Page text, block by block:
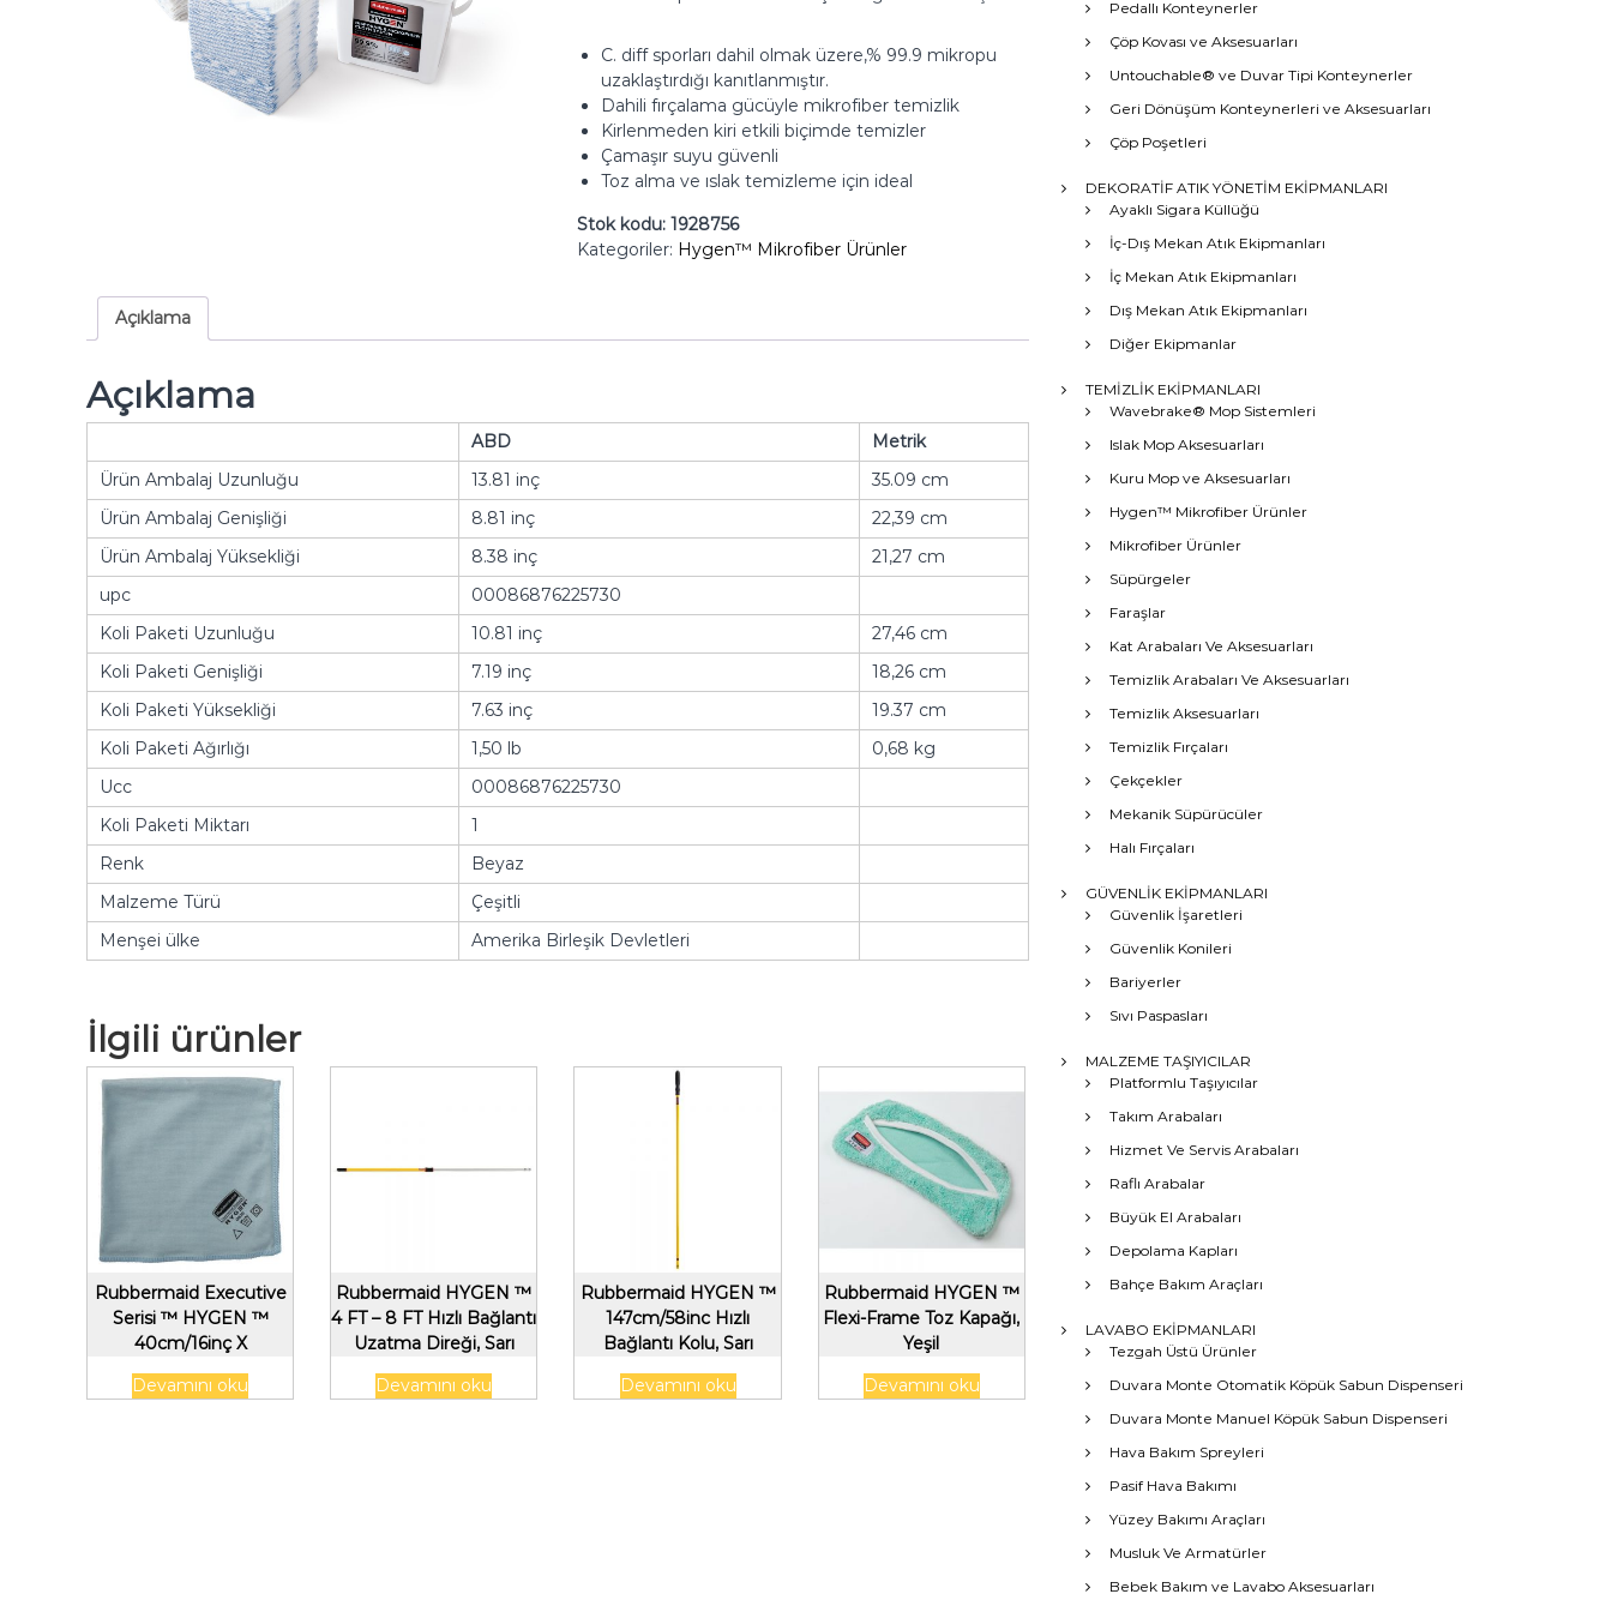
C. diff sporları dahil olmak üzere,% 99.9 mikropu
uzaklaştırdığı kanıtlanmıştır.
Dahili fırçalama gücüyle mikrofiber temizlik
Kirlenmeden kiri etkili biçimde temizler
Çamaşır suyu güvenli
Toz alma ve ıslak temizleme için ideal
Stok kodu: 1928756
Kategoriler: Hygen™ Mikrofiber Ürünler
Açıklama
Açıklama
ABD
Metrik
Ürün Ambalaj Uzunluğu
13.81 inç
35.09 cm
Ürün Ambalaj Genişliği
8.81 inç
22,39 cm
Ürün Ambalaj Yüksekliği
8.38 inç
21,27 cm
upc
00086876225730
Koli Paketi Uzunluğu
10.81 inç
27,46 cm
Koli Paketi Genişliği
7.19 inç
18,26 cm
Koli Paketi Yüksekliği
7.63 inç
19.37 cm
Koli Paketi Ağırlığı
1,50 lb
0,68 kg
Ucc
00086876225730
Koli Paketi Miktarı
1
Renk
Beyaz
Malzeme Türü
Çeşitli
Menşei ülke
Amerika Birleşik Devletleri
İlgili ürünler
Rubbermaid Executive
Serisi ™ HYGEN ™
40cm/16inç X
40cm/16inç Cam
Mikrofiber Bez, 6’lı
Devamını oku
Rubbermaid HYGEN ™
4 FT – 8 FT Hızlı Bağlantı
Uzatma Direği, Sarı
Devamını oku
Rubbermaid HYGEN ™
147cm/58inc Hızlı
Bağlantı Kolu, Sarı
Devamını oku
Rubbermaid HYGEN ™
Flexi-Frame Toz Kapağı,
Yeşil
Devamını oku
Pedallı Konteynerler
Çöp Kovası ve Aksesuarları
Untouchable® ve Duvar Tipi Konteynerler
Geri Dönüşüm Konteynerleri ve Aksesuarları
Çöp Poşetleri
DEKORATİF ATIK YÖNETİM EKİPMANLARI
Ayaklı Sigara Küllüğü
İç-Dış Mekan Atık Ekipmanları
İç Mekan Atık Ekipmanları
Dış Mekan Atık Ekipmanları
Diğer Ekipmanlar
TEMİZLİK EKİPMANLARI
Wavebrake® Mop Sistemleri
Islak Mop Aksesuarları
Kuru Mop ve Aksesuarları
Hygen™ Mikrofiber Ürünler
Mikrofiber Ürünler
Süpürgeler
Faraşlar
Kat Arabaları Ve Aksesuarları
Temizlik Arabaları Ve Aksesuarları
Temizlik Aksesuarları
Temizlik Fırçaları
Çekçekler
Mekanik Süpürücüler
Halı Fırçaları
GÜVENLİK EKİPMANLARI
Güvenlik İşaretleri
Güvenlik Konileri
Bariyerler
Sıvı Paspasları
MALZEME TAŞIYICILAR
Platformlu Taşıyıcılar
Takım Arabaları
Hizmet Ve Servis Arabaları
Raflı Arabalar
Büyük El Arabaları
Depolama Kapları
Bahçe Bakım Araçları
LAVABO EKİPMANLARI
Tezgah Üstü Ürünler
Duvara Monte Otomatik Köpük Sabun Dispenseri
Duvara Monte Manuel Köpük Sabun Dispenseri
Hava Bakım Spreyleri
Pasif Hava Bakımı
Yüzey Bakımı Araçları
Musluk Ve Armatürler
Bebek Bakım ve Lavabo Aksesuarları